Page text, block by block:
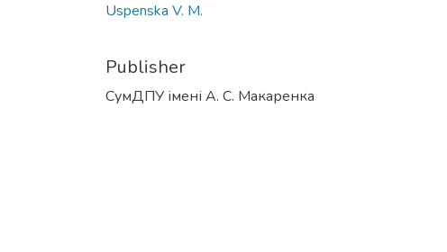
Uspenska V. M.
Publisher
СумДПУ імені А. С. Макаренка